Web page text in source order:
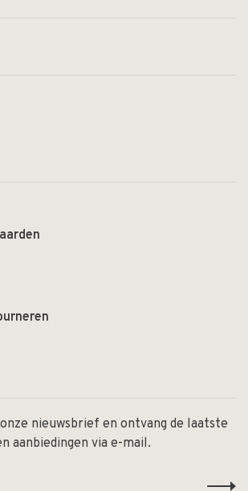
nieuwsbrief en ontvang de laatste
aanbiedingen via e-mail.